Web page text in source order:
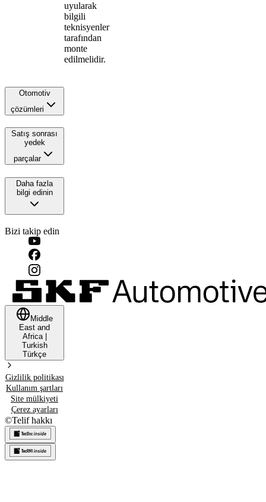
uyularak
bilgili
teknisyenler
tarafından
monte
edilmelidir.
Otomotiv
çözümleri
Satış sonrası
yedek
parçalar
Daha fazla
bilgi edinin
Bizi takip edin
Middle
East and
Africa|
Turkish
Türkçe
Gizlilik politikası
Kullanım şartları
Site mülkiyeti
Çerez ayarları
©Telif hakkı